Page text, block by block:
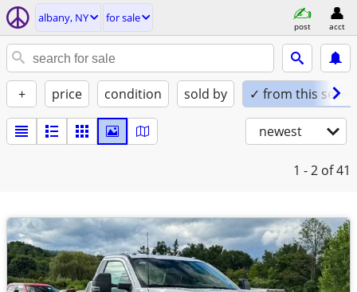
albany, NY for sale
post acct
+ price condition sold by ✓ from this seller
newest
1 - 2 of 41